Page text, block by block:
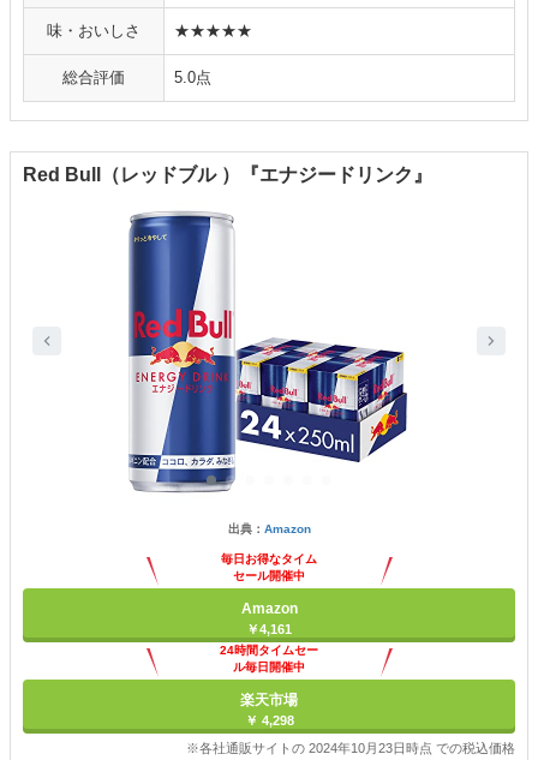
味・おいしさ ★★★★★
総合評価 5.0点
Red Bull（レッドブル ）『エナジードリンク』
出典： Amazon
毎日お得なタイム
セール開催中
Amazon
￥4,161
24時間タイムセー
ル毎日開催中
楽天市場
￥ 4,298
※各社通販サイトの 2024年10月23日時点 での税込価格